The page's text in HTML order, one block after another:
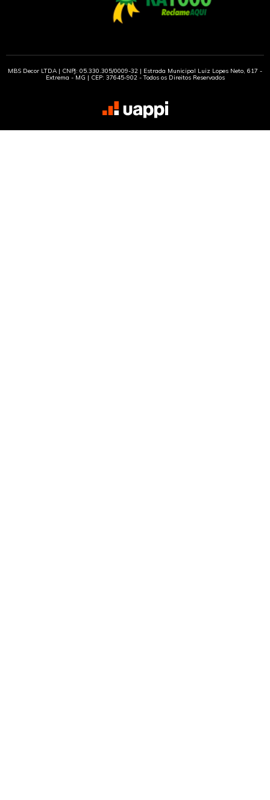
MBS Decor LTDA | CNPJ: 05.330.305/0009-32 | Estrada Municipal Luiz Lopes Neto, 617 -
Extrema - MG | CEP: 37645-902 - Todos os Direitos Reservados